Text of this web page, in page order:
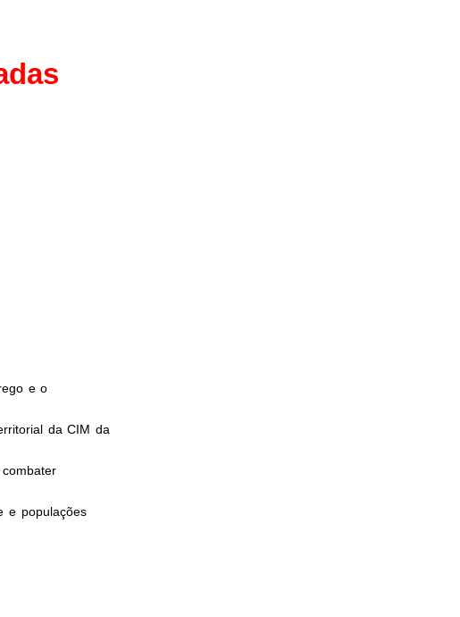
e o
da CIM da
e populações